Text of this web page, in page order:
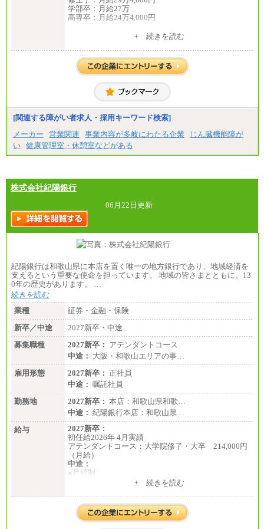
学部卒：月給27万
高専卒：月給24万4,000円
月給 250,000円～350,000円
想定年収 420万円～600万円
入社時の処遇（基本給・賞与）は経験・スキルを考
経験・スキルによっては、記載額を超える場合もあ
※試用期間中も給与に変更はございません。
+ 続きを読む
[関連する障がい者求人・採用キーワード検索]
メーカー
営業関連 事業内容が多岐にわたる企業
じん臓機能障が
い 健康管理室・休憩室などがある
株式会社紀陽銀行
06月22日更新
紀陽銀行は和歌山県に本店を置く唯一の地方銀行であり、地域経済を
支えるという重要な使命を担っています。 地域の皆さまとともに、13
0年の歴史があります。 …
続きを読む
業種
証券・金融・保険
新卒／中途
2027新卒・中途
募集職種
2027新卒： アテンダントコース
中途： 大阪・和歌山エリアの事…
雇用形態
2027新卒： 正社員
中途： 嘱託社員
勤務地
2027新卒： 本店：和歌山県和歌…
中途： 紀陽銀行本店：和歌山県…
給与
2027新卒：
初任給2026年 4月実績
アテンダントコース：大学院修了・大卒 214,000円
（月給）
中途：
●月給制
月給：185,000円～250,000円 (想定年収：230万円 ～
（163時間/月）
※勤務地、経験により異なります。
+ 続きを読む